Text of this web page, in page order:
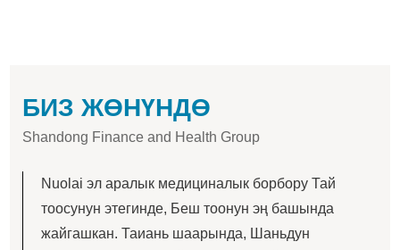
БИЗ ЖӨНҮНДӨ
Shandong Finance and Health Group
Nuolai эл аралык медициналык борбору Тай
тоосунун этегинде, Беш тоонун эң башында
жайгашкан. Таиань шаарында, Шаньдун